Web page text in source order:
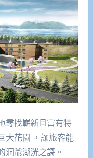
尋找嶄新且富有特
大花園 ，讓旅客能
洞爺湖洸之謌。